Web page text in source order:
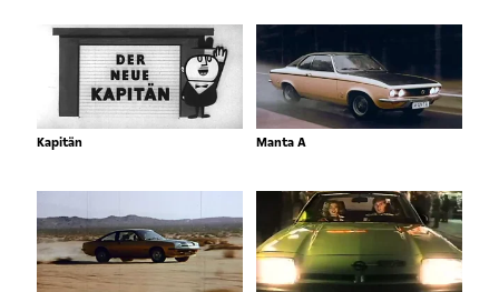
Kapitän Manta A